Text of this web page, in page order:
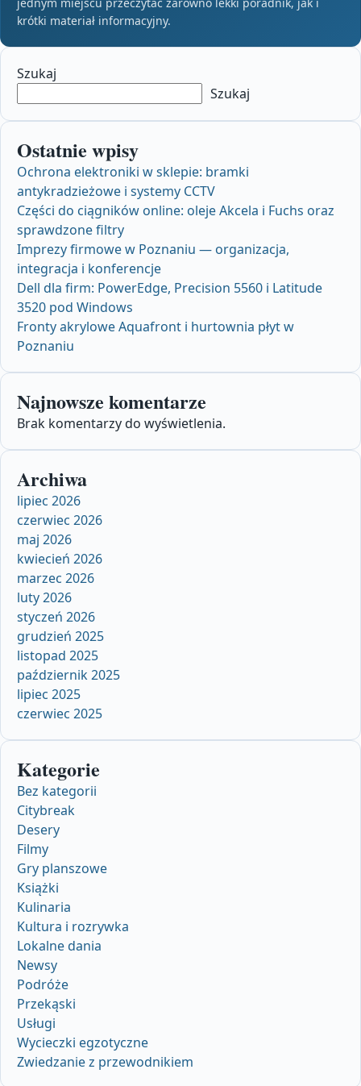
krótki materiał informacyjny.
Szukaj
Szukaj
Ostatnie wpisy
Ochrona elektroniki w sklepie: bramki
antykradzieżowe i systemy CCTV
Części do ciągników online: oleje Akcela i Fuchs oraz
sprawdzone filtry
Imprezy firmowe w Poznaniu — organizacja,
integracja i konferencje
Dell dla firm: PowerEdge, Precision 5560 i Latitude
3520 pod Windows
Fronty akrylowe Aquafront i hurtownia płyt w
Poznaniu
Najnowsze komentarze
Brak komentarzy do wyświetlenia.
Archiwa
lipiec 2026
czerwiec 2026
maj 2026
kwiecień 2026
marzec 2026
luty 2026
styczeń 2026
grudzień 2025
listopad 2025
październik 2025
lipiec 2025
czerwiec 2025
Kategorie
Bez kategorii
Citybreak
Desery
Filmy
Gry planszowe
Książki
Kulinaria
Kultura i rozrywka
Lokalne dania
Newsy
Podróże
Przekąski
Usługi
Wycieczki egzotyczne
Zwiedzanie z przewodnikiem